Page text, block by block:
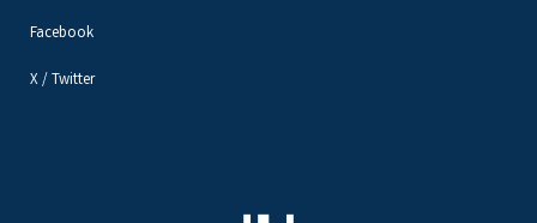
Facebook
X / Twitter